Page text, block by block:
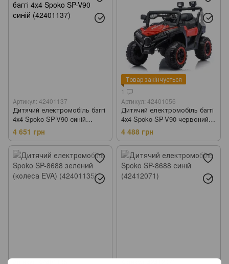
Артикул: 42401137
Дитячий електромобіль баггі
4х4 Spoko SP-V90 синій
(42401137)
4 651 грн
Товар закінчується
1
Артикул: 42401056
Дитячий електромобіль баггі
4х4 Spoko SP-V90 червоний
(42401056)
4 488 грн